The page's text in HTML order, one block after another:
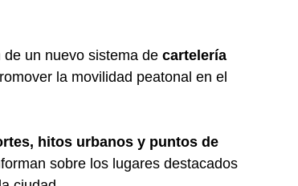
un nuevo sistema de cartelería
la movilidad peatonal en el
hitos urbanos y puntos de
sobre los lugares destacados